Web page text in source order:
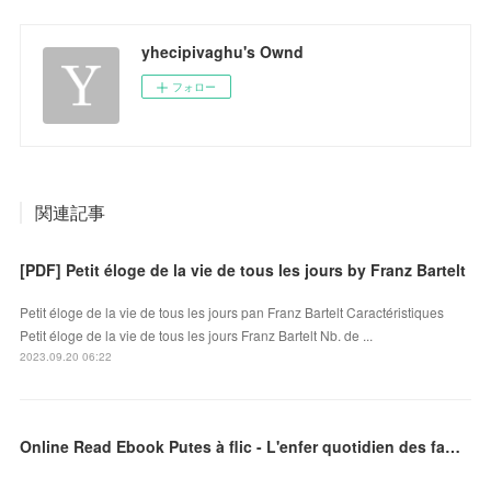
yhecipivaghu's Ownd
フォロー
関連記事
[PDF] Petit éloge de la vie de tous les jours by Franz Bartelt
Petit éloge de la vie de tous les jours pan Franz Bartelt Caractéristiques
Petit éloge de la vie de tous les jours Franz Bartelt Nb. de ...
2023.09.20 06:22
Online Read Ebook Putes à flic - L'enfer quotidien des familles des forces de l'ordre